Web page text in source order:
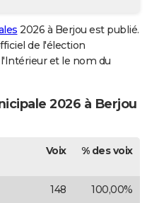
2026 à Berjou est publié.
de l'élection
et le nom du
2026 à Berjou
Voix % des voix
148 100,00%